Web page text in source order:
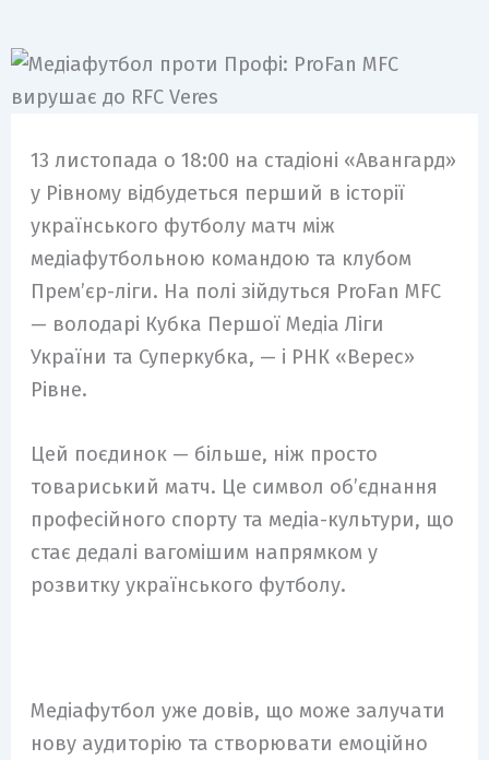
13 листопада о 18:00 на стадіоні «Авангард»
у Рівному відбудеться перший в історії
українського футболу матч між
медіафутбольною командою та клубом
Прем’єр-ліги. На полі зійдуться ProFan MFC
— володарі Кубка Першої Медіа Ліги
України та Суперкубка, — і РНК «Верес»
Рівне.
Цей поєдинок — більше, ніж просто
товариський матч. Це символ об’єднання
професійного спорту та медіа-культури, що
стає дедалі вагомішим напрямком у
розвитку українського футболу.
Медіафутбол уже довів, що може залучати
нову аудиторію та створювати емоційно